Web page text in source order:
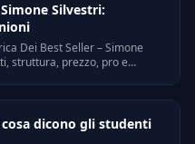
Silvestri:
Dei Best Seller – Simone
struttura, prezzo, pro e
dicono gli studenti